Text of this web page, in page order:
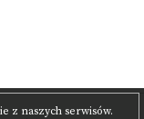
z naszych serwisów.